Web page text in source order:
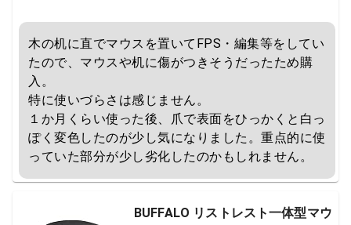
木の机に直でマウスを置いてFPS・編集等をしてい
たので、マウスや机に傷がつきそうだったため購
入。
特に使いづらさは感じません。
１か月くらい使った後、爪で表面をひっかくと白っ
ぽく変色したのが少し気になりました。重点的に使
っていた部分が少し劣化したのかもしれません。
BUFFALO リストレスト一体型マウ